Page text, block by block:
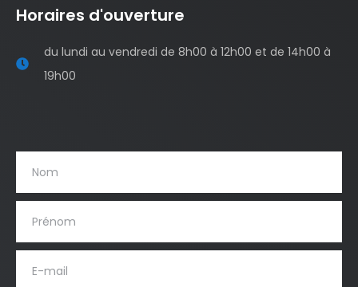
Horaires d'ouverture
du lundi au vendredi de 8h00 à 12h00 et de 14h00 à
19h00